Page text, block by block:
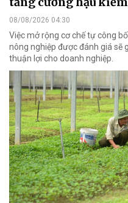
08/08/2026 04:30
Việc mở rộng cơ chế tự công
nông nghiệp được đánh giá sẽ
thuận lợi cho doanh nghiệp.